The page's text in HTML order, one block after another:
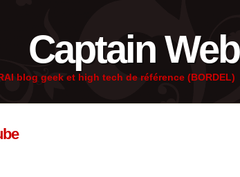
Captain Web
blog geek et high tech de référence (BORDEL)